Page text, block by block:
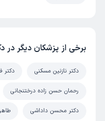
برخی از پزشکان دیگر در
دکتر نازنین مسکنی دکتر
رحمان حسن زاده درختنجانی
دکتر محسن داداشی